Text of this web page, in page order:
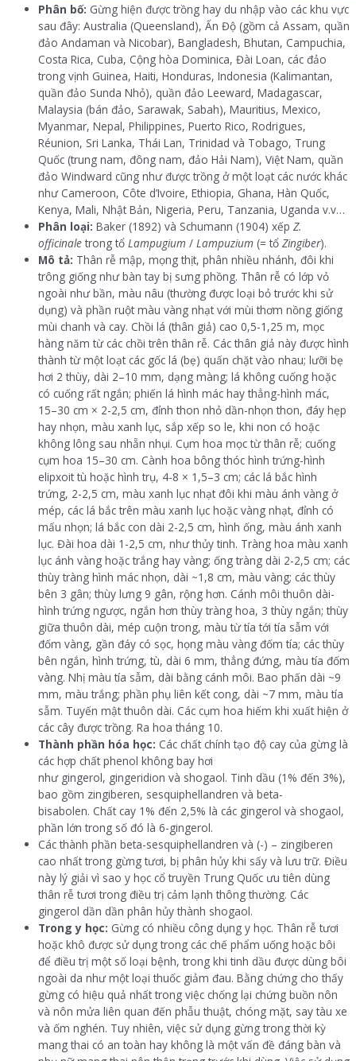
Phân bố: Gừng hiện được trồng hay du nhập vào các khu vực
sau đây: Australia (Queensland), Ấn Độ (gồm cả Assam, quần
đảo Andaman và Nicobar), Bangladesh, Bhutan, Campuchia,
Costa Rica, Cuba, Cộng hòa Dominica, Đài Loan, các đảo
trong vịnh Guinea, Haiti, Honduras, Indonesia (Kalimantan,
quần đảo Sunda Nhỏ), quần đảo Leeward, Madagascar,
Malaysia (bán đảo, Sarawak, Sabah), Mauritius, Mexico,
Myanmar, Nepal, Philippines, Puerto Rico, Rodrigues,
Réunion, Sri Lanka, Thái Lan, Trinidad và Tobago, Trung
Quốc (trung nam, đông nam, đảo Hải Nam), Việt Nam, quần
đảo Windward cũng như được trồng ở một loạt các nước khác
như Cameroon, Côte d’Ivoire, Ethiopia, Ghana, Hàn Quốc,
Kenya, Mali, Nhật Bản, Nigeria, Peru, Tanzania, Uganda v.v…
Phân loại: Baker (1892) và Schumann (1904) xếp Z.
officinale trong tổ Lampugium / Lampuzium (= tổ Zingiber).
Mô tả: Thân rễ mập, mọng thịt, phân nhiều nhánh, đôi khi
trông giống như bàn tay bị sưng phồng. Thân rễ có lớp vỏ
ngoài như bần, màu nâu (thường được loại bỏ trước khi sử
dụng) và phần ruột màu vàng nhạt với mùi thơm nồng giống
mùi chanh và cay. Chồi lá (thân giả) cao 0,5-1,25 m, mọc
hàng năm từ các chồi trên thân rễ. Các thân giả này được hình
thành từ một loạt các gốc lá (bẹ) quấn chặt vào nhau; lưỡi bẹ
hơi 2 thùy, dài 2–10 mm, dạng màng; lá không cuống hoặc
có cuống rất ngắn; phiến lá hình mác hay thẳng-hình mác,
15–30 cm × 2-2,5 cm, đỉnh thon nhỏ dần-nhọn thon, đáy hẹp
hay nhọn, màu xanh lục, sắp xếp so le, khi non có hoặc
không lông sau nhẵn nhụi. Cụm hoa mọc từ thân rễ; cuống
cụm hoa 15–30 cm. Cành hoa bông thóc hình trứng-hình
elipxoit tù hoặc hình trụ, 4-8 × 1,5–3 cm; các lá bắc hình
trứng, 2-2,5 cm, màu xanh lục nhạt đôi khi màu ánh vàng ở
mép, các lá bắc trên màu xanh lục hoặc vàng nhạt, đỉnh có
mấu nhọn; lá bắc con dài 2-2,5 cm, hình ống, màu ánh xanh
lục. Đài hoa dài 1-2,5 cm, như thủy tinh. Tràng hoa màu xanh
lục ánh vàng hoặc trắng hay vàng; ống tràng dài 2-2,5 cm; các
thùy tràng hình mác nhọn, dài ~1,8 cm, màu vàng; các thùy
bên 3 gân; thùy lưng 9 gân, rộng hơn. Cánh môi thuôn dài-
hình trứng ngược, ngắn hơn thùy tràng hoa, 3 thùy ngắn; thùy
giữa thuôn dài, mép cuộn trong, màu từ tía tới tía sẫm với
đốm vàng, gần đáy có sọc, họng màu vàng đốm tía; các thùy
bên ngắn, hình trứng, tù, dài 6 mm, thẳng đứng, màu tía đốm
vàng. Nhị màu tía sẫm, dài bằng cánh môi. Bao phấn dài ~9
mm, màu trắng; phần phụ liên kết cong, dài ~7 mm, màu tía
sẫm. Tuyến mật thuôn dài. Các cụm hoa hiếm khi xuất hiện ở
các cây được trồng. Ra hoa tháng 10.
Thành phần hóa học: Các chất chính tạo độ cay của gừng là
các hợp chất phenol không bay hơi
như gingerol, gingeridion và shogaol. Tinh dầu (1% đến 3%),
bao gồm zingiberen, sesquiphellandren và beta-
bisabolen. Chất cay 1% đến 2,5% là các gingerol và shogaol,
phần lớn trong số đó là 6-gingerol.
Các thành phần beta-sesquiphellandren và (-) – zingiberen
cao nhất trong gừng tươi, bị phân hủy khi sấy và lưu trữ. Điều
này lý giải vì sao y học cổ truyền Trung Quốc ưu tiên dùng
thân rễ tươi trong điều trị cảm lạnh thông thường. Các
gingerol dần dần phân hủy thành shogaol.
Trong y học: Gừng có nhiều công dụng y học. Thân rễ tươi
hoặc khô được sử dụng trong các chế phẩm uống hoặc bôi
để điều trị một số loại bệnh, trong khi tinh dầu được dùng bôi
ngoài da như một loại thuốc giảm đau. Bằng chứng cho thấy
gừng có hiệu quả nhất trong việc chống lại chứng buồn nôn
và nôn mửa liên quan đến phẫu thuật, chóng mặt, say tàu xe
và ốm nghén. Tuy nhiên, việc sử dụng gừng trong thời kỳ
mang thai có an toàn hay không là một vấn đề đáng bàn và